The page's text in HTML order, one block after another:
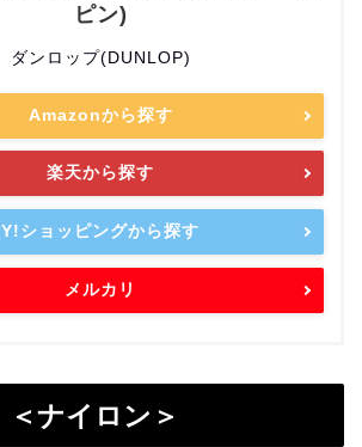
ピン)
ダンロップ(DUNLOP)
Amazonから探す
楽天から探す
Y!ショッピングから探す
メルカリ
＜ナイロン＞